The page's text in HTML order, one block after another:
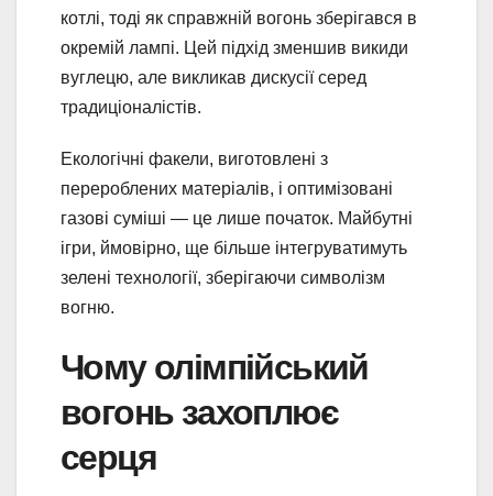
котлі, тоді як справжній вогонь зберігався в
окремій лампі. Цей підхід зменшив викиди
вуглецю, але викликав дискусії серед
традиціоналістів.
Екологічні факели, виготовлені з
перероблених матеріалів, і оптимізовані
газові суміші — це лише початок. Майбутні
ігри, ймовірно, ще більше інтегруватимуть
зелені технології, зберігаючи символізм
вогню.
Чому олімпійський
вогонь захоплює
серця